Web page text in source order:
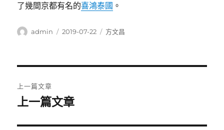
了幾間京都有名的喜鴻泰國 。
作
admin
發
2019-07-22
分
方文昌
章
上一篇文章
上
上一篇文章